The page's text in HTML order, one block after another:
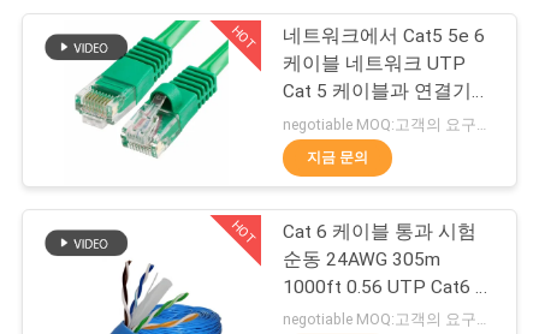
여
CAT6 랜 케이블
40
HOT
네트워크에서 Cat5 5e 6
케이블 네트워크 UTP
Cat 5 케이블과 연결기
패치 케이블
지금 문의
HOT
Cat 6 케이블 통과 시험
순동 24AWG 305m
1000ft 0.56 UTP Cat6 옥
내용 케이블
negotiable MOQ:고객의 요구로서의 주가가 타입 30000 미터를 특화했습니다.